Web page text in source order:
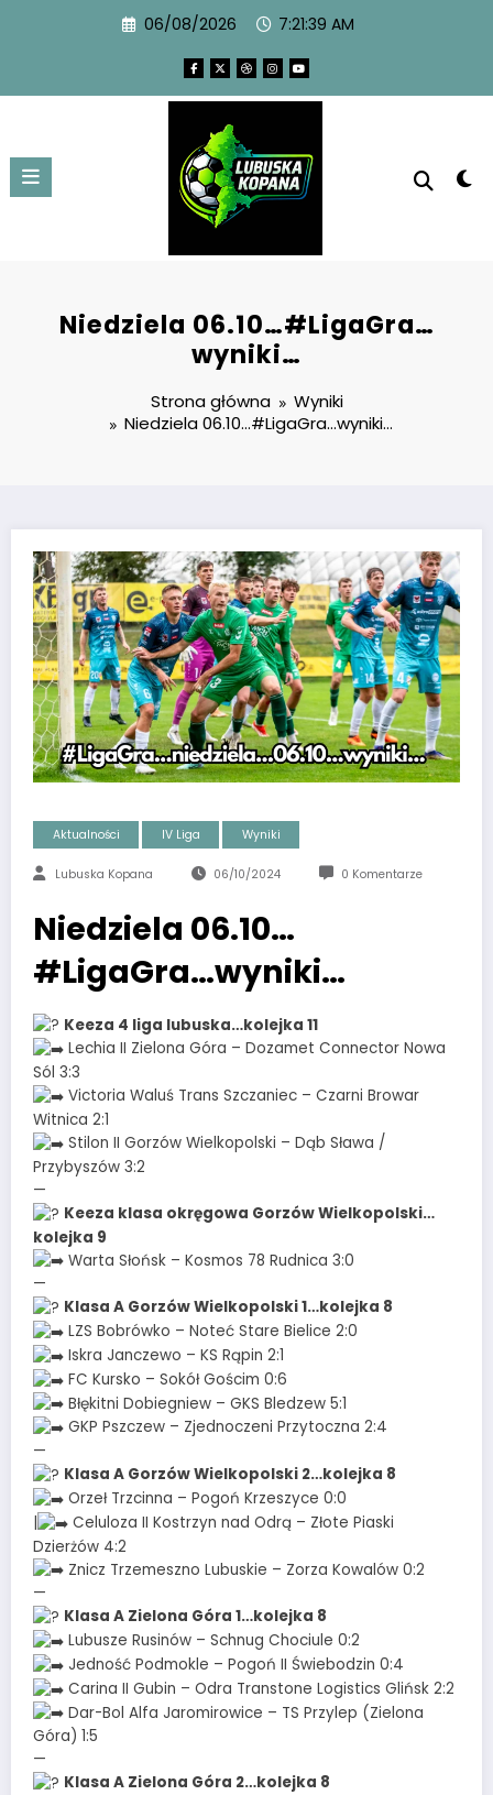
06/08/2026 7:21:39 AM
Niedziela 06.10…#LigaGra…
wyniki…
Strona główna
Wyniki
Niedziela 06.10…#LigaGra…wyniki…
Aktualności IV Liga Wyniki
Lubuska Kopana 06/10/2024 0 Komentarze
Niedziela 06.10…
#LigaGra…wyniki…
Keeza 4 liga lubuska…kolejka 11
Lechia II Zielona Góra – Dozamet Connector Nowa
Sól 3:3
Victoria Waluś Trans Szczaniec – Czarni Browar
Witnica 2:1
Stilon II Gorzów Wielkopolski – Dąb Sława /
Przybyszów 3:2
—
Keeza klasa okręgowa Gorzów Wielkopolski…
kolejka 9
Warta Słońsk – Kosmos 78 Rudnica 3:0
—
Klasa A Gorzów Wielkopolski 1…kolejka 8
LZS Bobrówko – Noteć Stare Bielice 2:0
Iskra Janczewo – KS Rąpin 2:1
FC Kursko – Sokół Gościm 0:6
Błękitni Dobiegniew – GKS Bledzew 5:1
GKP Pszczew – Zjednoczeni Przytoczna 2:4
—
Klasa A Gorzów Wielkopolski 2…kolejka 8
Orzeł Trzcinna – Pogoń Krzeszyce 0:0
|
Celuloza II Kostrzyn nad Odrą – Złote Piaski
Dzierżów 4:2
Znicz Trzemeszno Lubuskie – Zorza Kowalów 0:2
—
Klasa A Zielona Góra 1…kolejka 8
Lubusze Rusinów – Schnug Chociule 0:2
Jedność Podmokle – Pogoń II Świebodzin 0:4
Carina II Gubin – Odra Transtone Logistics Glińsk 2:2
Dar-Bol Alfa Jaromirowice – TS Przylep (Zielona
Góra) 1:5
—
Klasa A Zielona Góra 2…kolejka 8